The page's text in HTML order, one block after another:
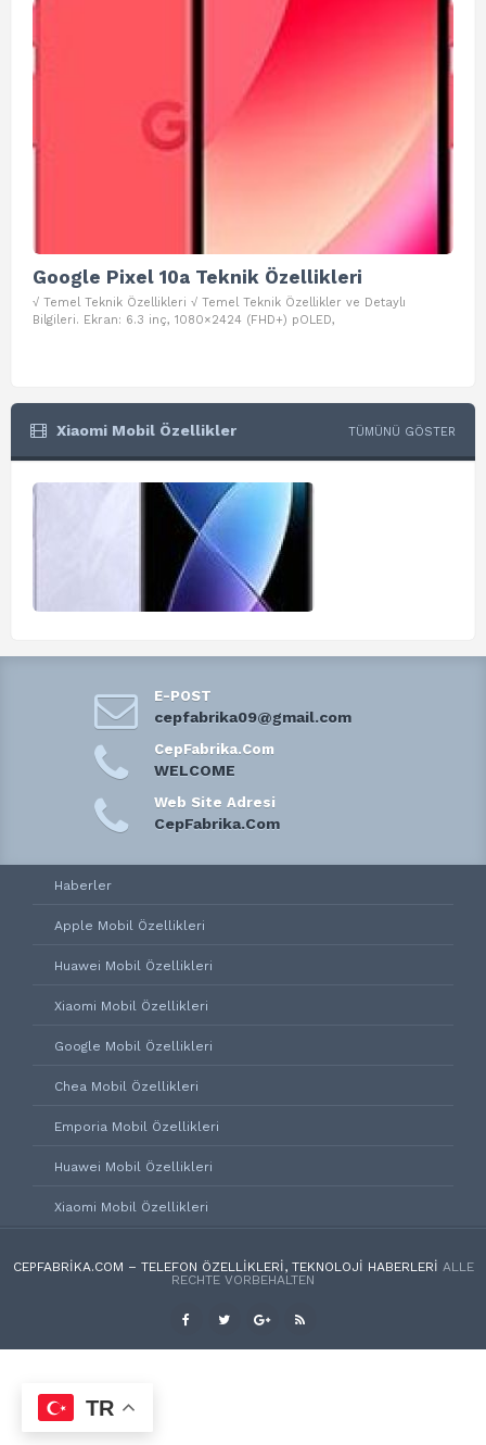
Google Pixel 10a Teknik Özellikleri
√ Temel Teknik Özellikleri √ Temel Teknik Özellikler ve Detaylı
Bilgileri. Ekran: 6.3 inç, 1080×2424 (FHD+) pOLED,
Xiaomi Mobil Özellikler TÜMÜNÜ GÖSTER
E-POST
cepfabrika09@gmail.com
CepFabrika.Com
WELCOME
Web Site Adresi
CepFabrika.Com
Haberler
Apple Mobil Özellikleri
Huawei Mobil Özellikleri
Xiaomi Mobil Özellikleri
Google Mobil Özellikleri
Chea Mobil Özellikleri
Emporia Mobil Özellikleri
Huawei Mobil Özellikleri
Xiaomi Mobil Özellikleri
CEPFABRIKA.COM – TELEFON ÖZELLIKLERI, TEKNOLOJI HABERLERI ALLE
RECHTE VORBEHALTEN
TR